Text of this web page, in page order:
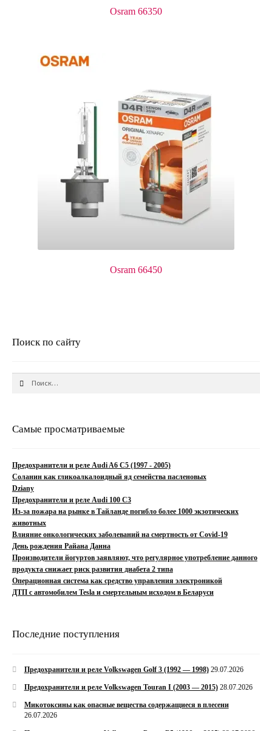
Osram 66350
Osram 66450
Поиск по сайту
Самые просматриваемые
Предохранители и реле Audi A6 C5 (1997 - 2005)
Соланин как гликоалкалоидный яд семейства пасленовых
Dziany
Предохранители и реле Audi 100 C3
Из-за пожара на рынке в Тайланде погибло более 1000 экзотических
животных
Влияние онкологических заболеваний на смертность от Covid-19
День рождения Райана Данна
Производители йогуртов заявляют, что регулярное употребление данного
продукта снижает риск развития диабета 2 типа
Операционная система как средство управления электроникой
ДТП с автомобилем Tesla и смертельным исходом в Беларуси
Последние поступления
Предохранители и реле Volkswagen Golf 3 (1992 — 1998) 29.07.2026
Предохранители и реле Volkswagen Touran I (2003 — 2015) 28.07.2026
Микотоксины как опасные вещества содержащиеся в плесени
26.07.2026